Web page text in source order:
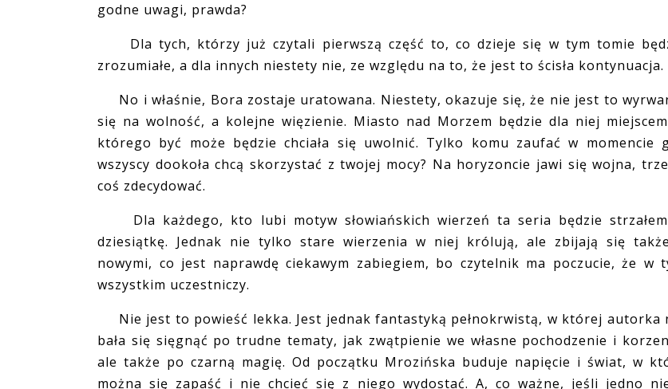
godne uwagi, prawda?
Dla tych, którzy już czytali pierwszą część to, co dzieje się w tym tomie
zrozumiałe, a dla innych niestety nie, ze względu na to, że jest to ścisła kontynuacja.
No i właśnie, Bora zostaje uratowana. Niestety, okazuje się, że nie jest to
się na wolność, a kolejne więzienie. Miasto nad Morzem będzie dla niej
którego być może będzie chciała się uwolnić. Tylko komu zaufać w momencie
wszyscy dookoła chcą skorzystać z twojej mocy? Na horyzoncie jawi się wojna,
coś zdecydować.
Dla każdego, kto lubi motyw słowiańskich wierzeń ta seria będzie
dziesiątkę. Jednak nie tylko stare wierzenia w niej królują, ale zbijają się
nowymi, co jest naprawdę ciekawym zabiegiem, bo czytelnik ma poczucie, że w
wszystkim uczestniczy.
Nie jest to powieść lekka. Jest jednak fantastyką pełnokrwistą, w której autorka
bała się sięgnąć po trudne tematy, jak zwątpienie we własne pochodzenie i
ale także po czarną magię. Od początku Mrozińska buduje napięcie i świat, w
można się zapaść i nie chcieć się z niego wydostać. A, co ważne, jeśli jedno